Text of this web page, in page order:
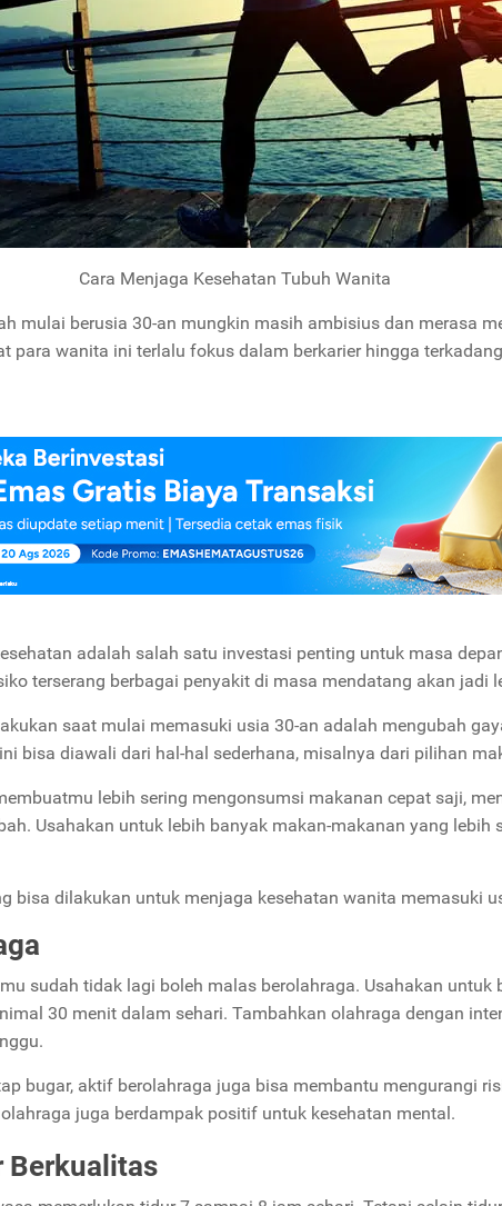
Cara Menjaga Kesehatan Tubuh Wanita
mulai berusia 30-an mungkin masih ambisius dan merasa
para wanita ini terlalu fokus dalam berkarier hingga
adalah salah satu investasi penting untuk masa
terserang berbagai penyakit di masa mendatang akan jadi
saat mulai memasuki usia 30-an adalah mengubah
bisa diawali dari hal-hal sederhana, misalnya dari pilihan
lebih sering mengonsumsi makanan cepat saji,
Usahakan untuk lebih banyak makan-makanan yang lebih
bisa dilakukan untuk menjaga kesehatan wanita memasuki
sudah tidak lagi boleh malas berolahraga. Usahakan untuk
30 menit dalam sehari. Tambahkan olahraga dengan
bugar, aktif berolahraga juga bisa membantu mengurangi
juga berdampak positif untuk kesehatan mental.
Berkualitas